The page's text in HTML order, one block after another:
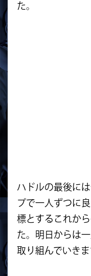
た。
ハドルの最後に
プで一人ずつに
標とするこれか
た。明日からは
取り組んでいきま